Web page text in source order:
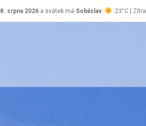
8. srpna 2026 a svátek má Soběslav 23°C | Zítra